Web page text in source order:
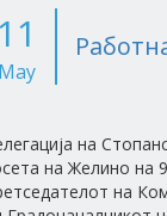
на
на Желино на
на